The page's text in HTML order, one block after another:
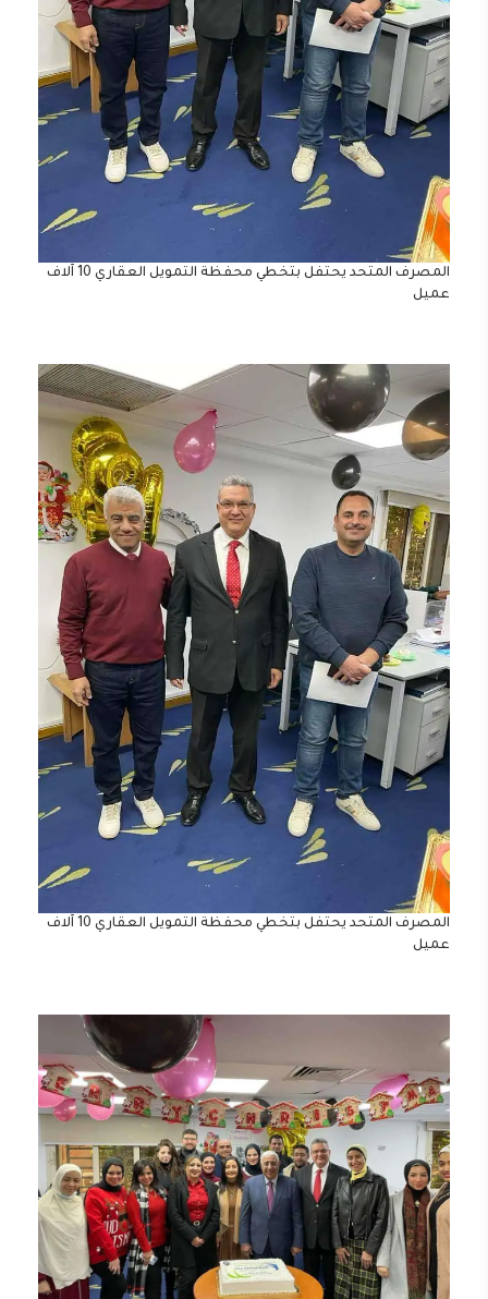
المصرف المتحد يحتفل بتخطي محفظة التمويل العقاري 10 آلاف
عميل
المصرف المتحد يحتفل بتخطي محفظة التمويل العقاري 10 آلاف
عميل